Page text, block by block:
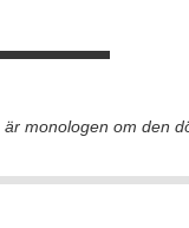
är monologen om den